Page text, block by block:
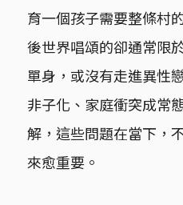
育一個孩子需要整條村
後世界唱頌的卻通常限
單身，或沒有走進異性
非子化、家庭衝突成常
解，這些問題在當下，
來愈重要。